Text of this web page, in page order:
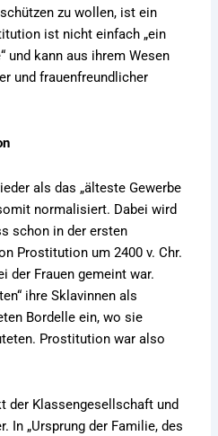
zu wollen, ist ein
ist nicht einfach „ein
und kann aus ihrem Wesen
und frauenfreundlicher
als das „älteste Gewerbe
normalisiert. Dabei wird
schon in der ersten
Prostitution um 2400 v. Chr.
der Frauen gemeint war.
ihre Sklavinnen als
Bordelle ein, wo sie
Prostitution war also
der Klassengesellschaft und
In „Ursprung der Familie, des